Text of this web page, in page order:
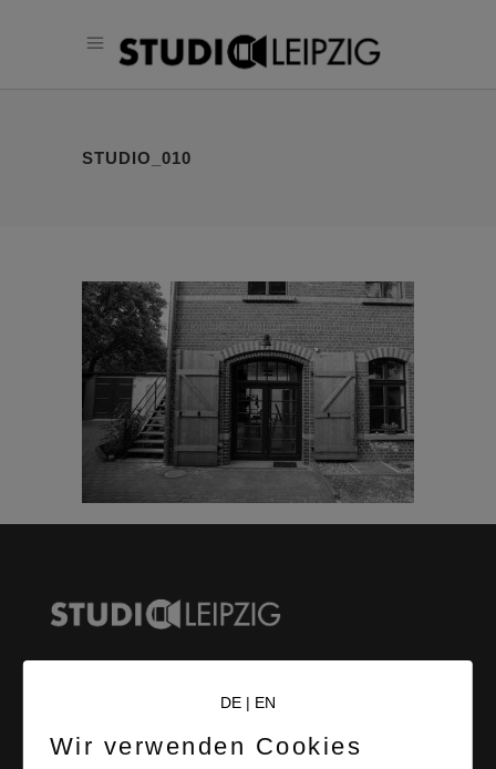
STUDIO_010
LEIPZIGS MIETSTUDIO
Hier lassen sich Foto- und Videoproduktionen aller Art in
DE| EN
Wir verwenden Cookies